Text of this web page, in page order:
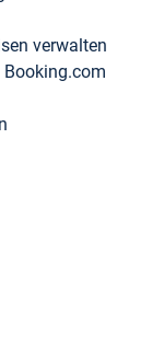
verwalten